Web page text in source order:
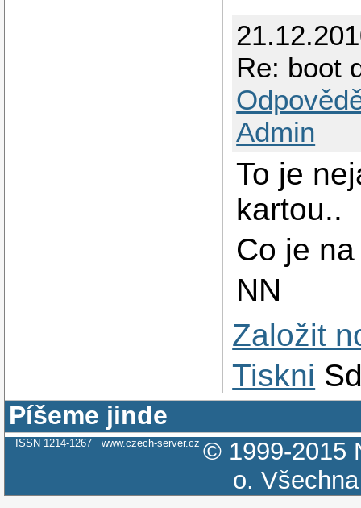
Re: boot
Admin
To je
kartou..
Co je
NN
Založit
Tiskni
Píšeme jinde
ISSN 1214-1267 www.czech-server.cz © 1999-2015
o.